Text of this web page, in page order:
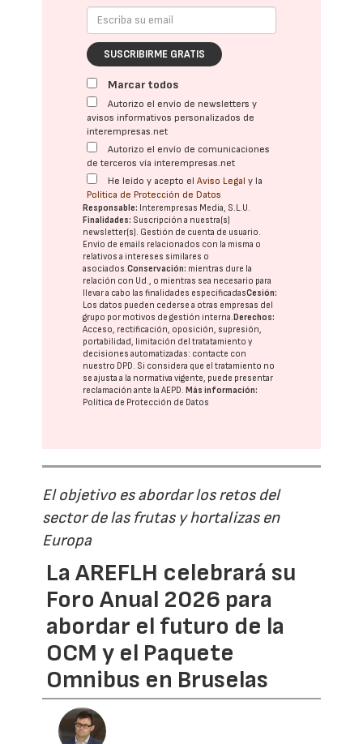
SUSCRIBIRME GRATIS
Marcar todos
Autorizo el envío de newsletters y
avisos informativos personalizados de
interempresas.net
Autorizo el envío de comunicaciones
de terceros vía interempresas.net
He leído y acepto elAviso Legal y la
Política de Protección de Datos
Responsable: Interempresas Media, S.L.U.
Finalidades: Suscripción a nuestra(s)
newsletter(s). Gestión de cuenta de usuario.
Envío de emails relacionados con la misma o
relativos a intereses similares o
asociados.Conservación: mientras dure la
relación con Ud., o mientras sea necesario para
llevar a cabo las finalidades especificadasCesión:
Los datos pueden cederse a otras empresas del
grupo por motivos de gestión interna.Derechos:
Acceso, rectificación, oposición, supresión,
portabilidad, limitación del tratatamiento y
decisiones automatizadas: contacte con
nuestro DPD. Si considera que el tratamiento no
se ajusta a la normativa vigente, puede presentar
reclamación ante laAEPD.Más información:
Política de Protección de Datos
El objetivo es abordar los retos del
sector de las frutas y hortalizas en
Europa
La AREFLH celebrará su
Foro Anual 2026 para
abordar el futuro de la
OCM y el Paquete
Omnibus en Bruselas